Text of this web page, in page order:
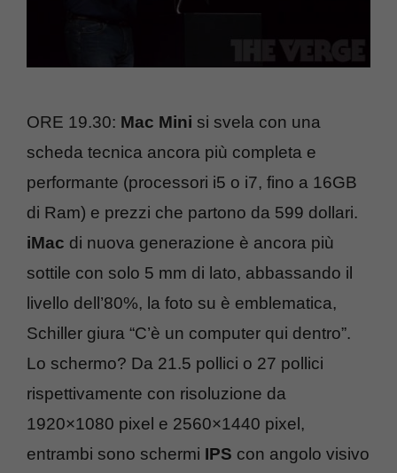
ORE 19.30: Mac Mini si svela con una
scheda tecnica ancora più completa e
performante (processori i5 o i7, fino a 16GB
di Ram) e prezzi che partono da 599 dollari.
iMac di nuova generazione è ancora più
sottile con solo 5 mm di lato, abbassando il
livello dell’80%, la foto su è emblematica,
Schiller giura “C’è un computer qui dentro”.
Lo schermo? Da 21.5 pollici o 27 pollici
rispettivamente con risoluzione da
1920×1080 pixel e 2560×1440 pixel,
entrambi sono schermi IPS con angolo visivo